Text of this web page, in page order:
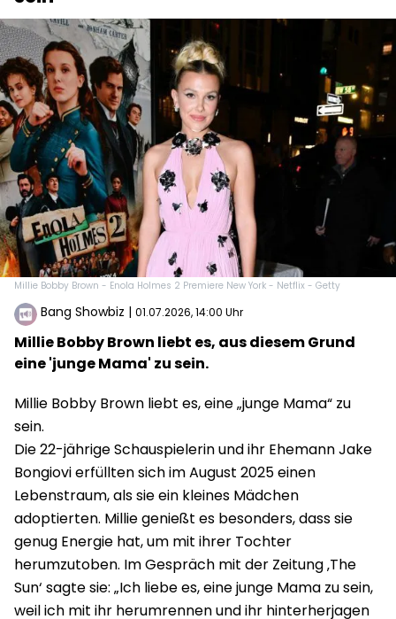
Millie Bobby Brown - Enola Holmes 2 Premiere New York - Netflix - Getty
Bang Showbiz | 01.07.2026, 14:00 Uhr
Millie Bobby Brown liebt es, aus diesem Grund
eine 'junge Mama' zu sein.
Millie Bobby Brown liebt es, eine „junge Mama“ zu
sein.
Die 22-jährige Schauspielerin und ihr Ehemann Jake
Bongiovi erfüllten sich im August 2025 einen
Lebenstraum, als sie ein kleines Mädchen
adoptierten. Millie genießt es besonders, dass sie
genug Energie hat, um mit ihrer Tochter
herumzutoben. Im Gespräch mit der Zeitung ‚The
Sun‘ sagte sie: „Ich liebe es, eine junge Mama zu sein,
weil ich mit ihr herumrennen und ihr hinterherjagen